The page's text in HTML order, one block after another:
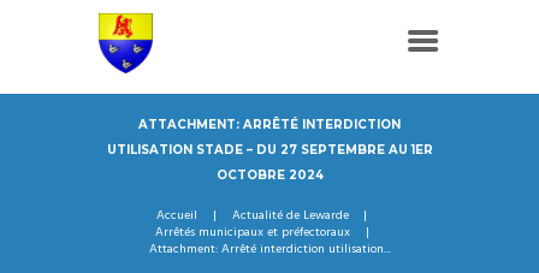
ATTACHMENT: ARRÊTÉ INTERDICTION
UTILISATION STADE – DU 27 SEPTEMBRE AU 1ER
OCTOBRE 2024
Accueil
Actualité de Lewarde
Arrêtés municipaux et préfectoraux
Attachment: Arrêté interdiction utilisation...